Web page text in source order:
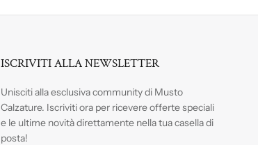
ISCRIVITI ALLA NEWSLETTER
Unisciti alla esclusiva community di Musto
Calzature. Iscrivitiora per ricevere offerte speciali
e le ultime novità direttamente nella tua casella di
posta!